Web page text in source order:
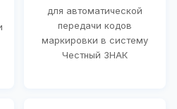
для автоматической
передачи кодов
маркировки в систему
Честный ЗНАК